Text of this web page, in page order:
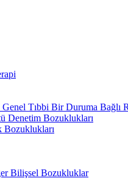
Genel Tıbbi Bir Duruma
Denetim Bozuklukları
Bilişsel Bozukluklar